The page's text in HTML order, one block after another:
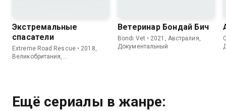
Экстремальные
спасатели
Extreme Road Rescue • 2018,
Великобритания,
Ветеринар Бондай Бич
Bondi Vet • 2021, Австралия,
Документальный
Ещё сериалы в жанре: